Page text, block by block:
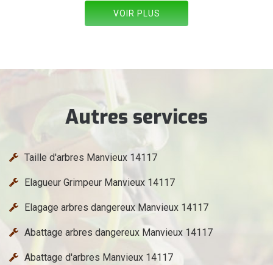
VOIR PLUS
Autres services
Taille d'arbres Manvieux 14117
Elagueur Grimpeur Manvieux 14117
Elagage arbres dangereux Manvieux 14117
Abattage arbres dangereux Manvieux 14117
Abattage d'arbres Manvieux 14117